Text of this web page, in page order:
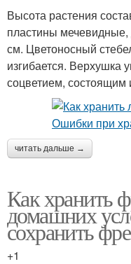
Высота растения
пластины
см. Цветоносный
изгибается. Верхушка
соцветием, состоящим
читать дальше →
Как хранить
домашних
сохранить
+1